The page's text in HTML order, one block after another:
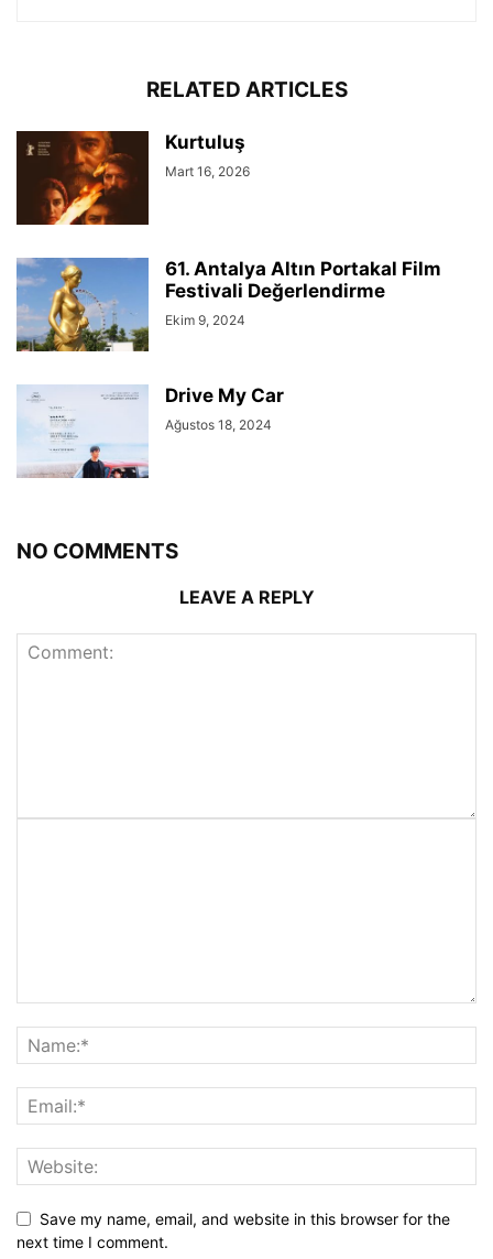
RELATED ARTICLES
Kurtuluş
Mart 16, 2026
61. Antalya Altın Portakal Film
Festivali Değerlendirme
Ekim 9, 2024
Drive My Car
Ağustos 18, 2024
NO COMMENTS
LEAVE A REPLY
Save my name, email, and website in this browser for the
next time I comment.